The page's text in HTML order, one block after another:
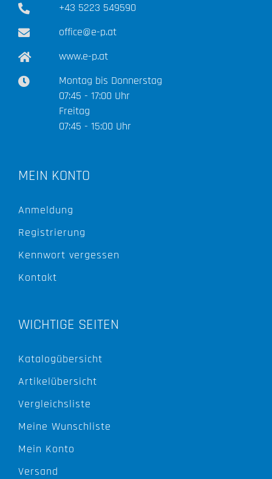
+43 5223 549590
office@e-p.at
www.e-p.at
Montag bis Donnerstag
07:45 - 17:00 Uhr
Freitag
07:45 - 15:00 Uhr
MEIN KONTO
Anmeldung
Registrierung
Kennwort vergessen
Kontakt
WICHTIGE SEITEN
Katalogübersicht
Artikelübersicht
Vergleichsliste
Meine Wunschliste
Mein Konto
Versand